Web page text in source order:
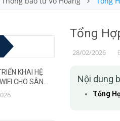
Tổng
28/02/2026
Nội dung
Tổng
KHAI HỆ
CHO SÂN
PHÁP MẠNG